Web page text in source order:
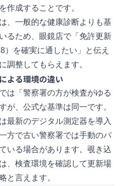
作成することです。
、一般的な健康診断よりも基
るため、眼鏡店で「免許更新
）を確実に通したい」と伝え
調整してもらえます。
よる環境の違い
は「警察署の方が検査がゆる
が、公式な基準は同一です。
最新のデジタル測定器を導入
方で古い警察署では手動のパ
いる場合があります。覗き込
、検査環境を確認して更新場
と言えます。